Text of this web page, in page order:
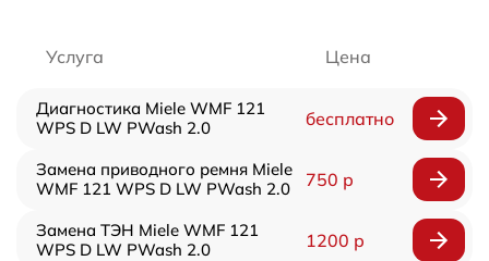
Услуга Цена
Диагностика Miele WMF 121
WPS D LW PWash 2.0
бесплатно
Замена приводного ремня Miele
WMF 121 WPS D LW PWash 2.0
750 р
Замена ТЭН Miele WMF 121
WPS D LW PWash 2.0
1200 р